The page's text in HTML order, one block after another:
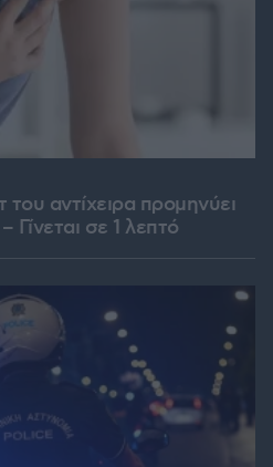
αντίχειρα προμηνύει
Γίνεται σε 1 λεπτό